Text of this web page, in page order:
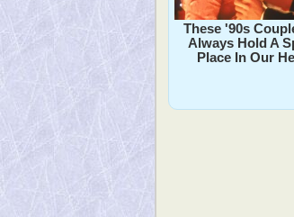
These '90s
Always Hold A
Place In Our